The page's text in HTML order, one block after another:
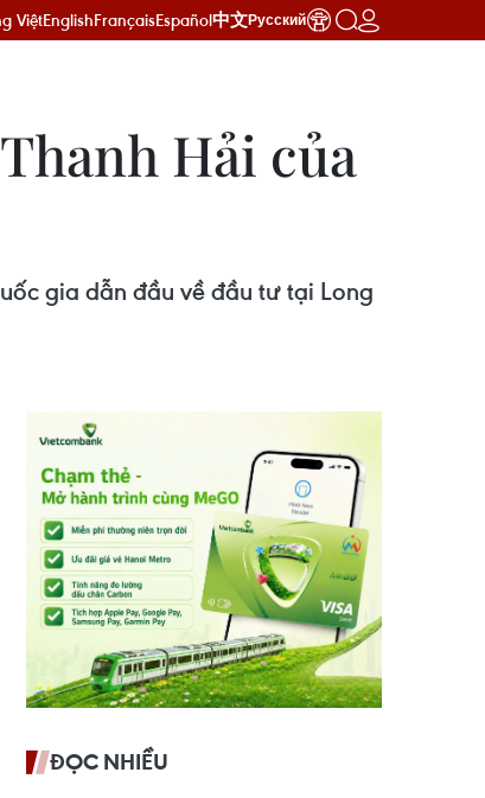
ViệtEnglishFrançaisEspañol中文Русский
Hải của
gia dẫn đầu về đầu tư tại Long
ĐỌC NHIỀU